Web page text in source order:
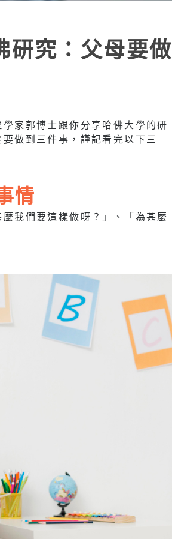
研究：父母要做
家郭博士跟你分享哈佛大學的研
做到三件事，謹記看完以下三
情
我們要這樣做呀？」、「為甚麼